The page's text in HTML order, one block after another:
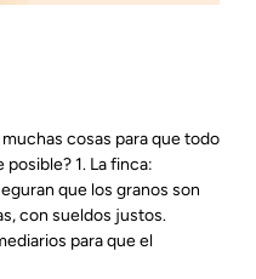
cosas para que todo
1. La finca:
que los granos son
con sueldos justos.
para que el